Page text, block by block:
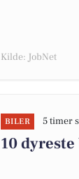
Kilde: JobNet
BILER 5 timer
10